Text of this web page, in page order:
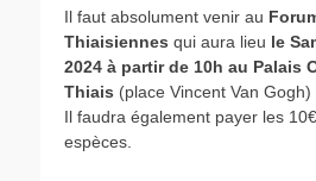
Il faut absolument venir au
Thiaisiennes qui aura lieu le
2024 à partir de 10h au Palais
Thiais (place Vincent Van Gogh)
Il faudra également payer les
espèces.